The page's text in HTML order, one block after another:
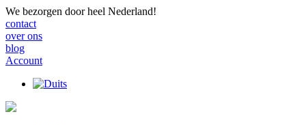
We bezorgen door heel Nederland!
contact
over ons
blog
Account